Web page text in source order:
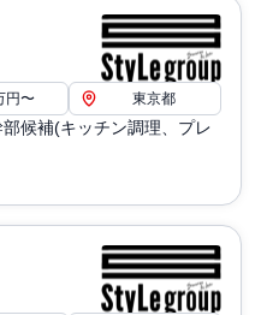
円〜 東京都
候補(キッチン調理、プレ